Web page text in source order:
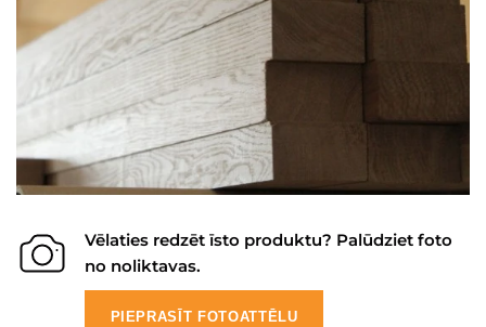
Vēlaties redzēt īsto produktu? Palūdziet foto
no noliktavas.
PIEPRASĪT FOTOATTĒLU